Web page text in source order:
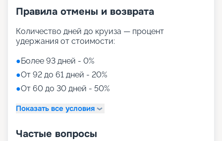
Правила отмены и возврата
Количество дней до круиза — процент
удержания от стоимости:
●Более 93 дней - 0%
●От 92 до 61 дней - 20%
●От 60 до 30 дней - 50%
Показать все условия
Частые вопросы